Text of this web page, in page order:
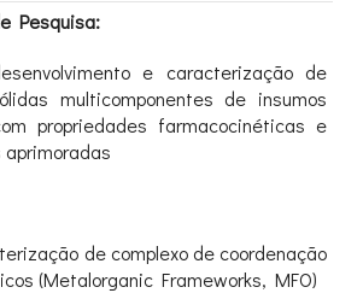
Pesquisa:
e caracterização de
multicomponentes de insumos
propriedades farmacocinéticas e
de complexo de coordenação
(Metalorganic Frameworks, MFO)